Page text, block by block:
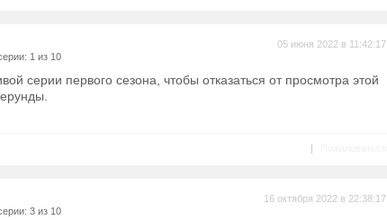
1 из 10
05 июня 2022 в 11:42:17
серии первого сезона, чтобы отказаться от просмотра этой
|
3 из 10
16 октября 2022 в 22:38:17